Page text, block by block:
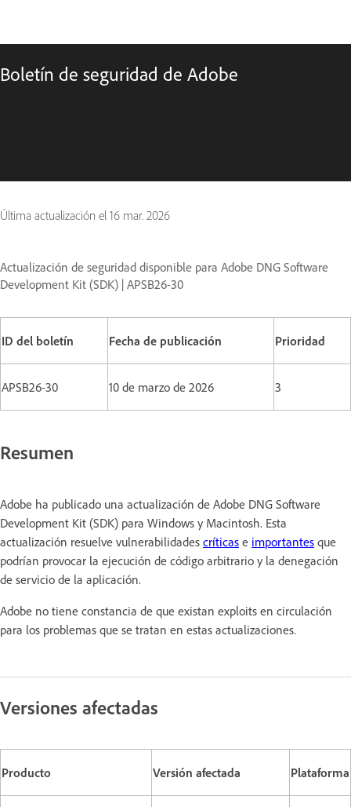
Boletín de seguridad de Adobe
Última actualización el 16 mar. 2026
Actualización de seguridad disponible para Adobe DNG Software
Development Kit (SDK) | APSB26-30
ID del boletín Fecha de publicación Prioridad
APSB26-30 10 de marzo de 2026 3
Resumen
Adobe ha publicado una actualización de Adobe DNG Software
Development Kit (SDK) para Windows y Macintosh. Esta
actualización resuelve vulnerabilidades críticas e importantes que
podrían provocar la ejecución de código arbitrario y la denegación
de servicio de la aplicación.
Adobe no tiene constancia de que existan exploits en circulación
para los problemas que se tratan en estas actualizaciones.
Versiones afectadas
Producto Versión afectada Plataforma